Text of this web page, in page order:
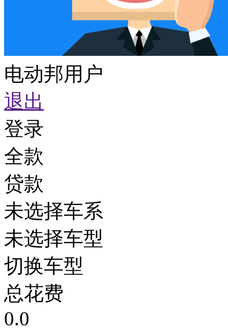
电动邦用户
退出
登录
全款
贷款
未选择车系
未选择车型
切换车型
总花费
0.0